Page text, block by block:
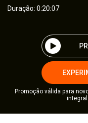
Duração: 0:20:07
Promoção válida para